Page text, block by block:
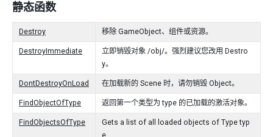
静态函数
Destroy 移除 GameObject、组件或资源。
DestroyImmediate
立即销毁对象 /obj/。强烈建议您改用 Destro
y。
DontDestroyOnLoad 在加载新的 Scene 时，请勿销毁 Object。
FindObjectOfType 返回第一个类型为 type 的已加载的激活对象。
FindObjectsOfType
Gets a list of all loaded objects of Type typ
e.